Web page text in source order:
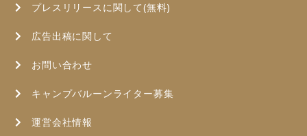
プレスリリースに関して(無料)
広告出稿に関して
お問い合わせ
キャンプバルーンライター募集
運営会社情報